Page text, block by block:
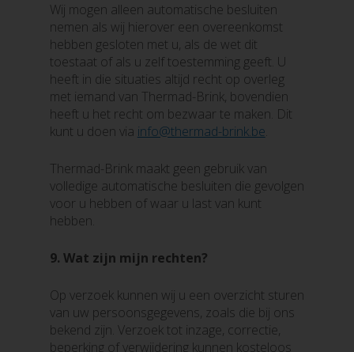
Wij mogen alleen automatische besluiten
nemen als wij hierover een overeenkomst
hebben gesloten met u, als de wet dit
toestaat of als u zelf toestemming geeft. U
heeft in die situaties altijd recht op overleg
met iemand van Thermad-Brink, bovendien
heeft u het recht om bezwaar te maken. Dit
kunt u doen via info@thermad-brink.be
Thermad-Brink maakt geen gebruik van
volledige automatische besluiten die gevolgen
voor u hebben of waar u last van kunt
hebben.
9. Wat zijn mijn rechten?
Op verzoek kunnen wij u een overzicht sturen
van uw persoonsgegevens, zoals die bij ons
bekend zijn. Verzoek tot inzage, correctie,
beperking of verwijdering kunnen kosteloos